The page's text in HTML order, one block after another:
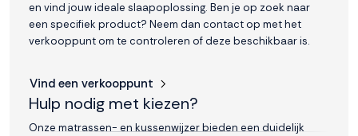
en vind jouw ideale slaapoplossing. Ben je op zoek naar
een specifiek product? Neem dan contact op met het
verkooppunt om te controleren of deze beschikbaar is.
Vind een verkooppunt
Hulp nodig met kiezen?
Onze matrassen- en kussenwijzer bieden een duidelijk